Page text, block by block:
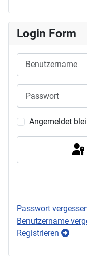
Login Form
Benutzername
Angemeldet
Passwort
Benutzername
Registrieren